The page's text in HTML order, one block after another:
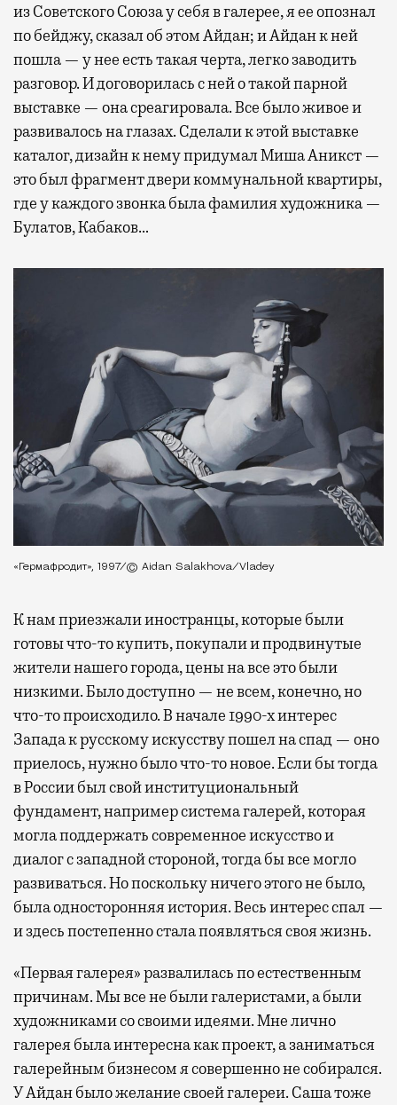
из Советского Союза у себя в галерее, я ее опознал
по бейджу, сказал об этом Айдан; и Айдан к ней
пошла — у нее есть такая черта, легко заводить
разговор. И договорилась с ней о такой парной
выставке — она среагировала. Все было живое и
развивалось на глазах. Сделали к этой выставке
каталог, дизайн к нему придумал Миша Аникст —
это был фрагмент двери коммунальной квартиры,
где у каждого звонка была фамилия художника —
Булатов, Кабаков…
«Гермафродит», 1997/© Aidan Salakhova/Vladey
К нам приезжали иностранцы, которые были
готовы что-то купить, покупали и продвинутые
жители нашего города, цены на все это были
низкими. Было доступно — не всем, конечно, но
что-то происходило. В начале 1990-х интерес
Запада к русскому искусству пошел на спад — оно
приелось, нужно было что-то новое. Если бы тогда
в России был свой институциональный
фундамент, например система галерей, которая
могла поддержать современное искусство и
диалог с западной стороной, тогда бы все могло
развиваться. Но поскольку ничего этого не было,
была односторонняя история. Весь интерес спал —
и здесь постепенно стала появляться своя жизнь.
«Первая галерея» развалилась по естественным
причинам. Мы все не были галеристами, а были
художниками со своими идеями. Мне лично
галерея была интересна как проект, а заниматься
галерейным бизнесом я совершенно не собирался.
У Айдан было желание своей галереи. Саша тоже